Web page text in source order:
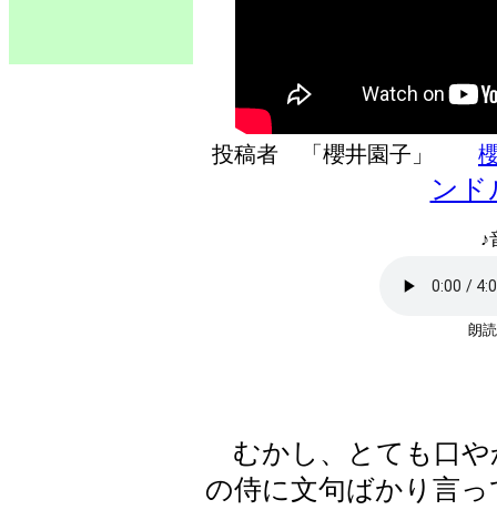
投稿者 「櫻井園子」
ンド
♪
朗
むかし、とても口や
の侍に文句ばかり言